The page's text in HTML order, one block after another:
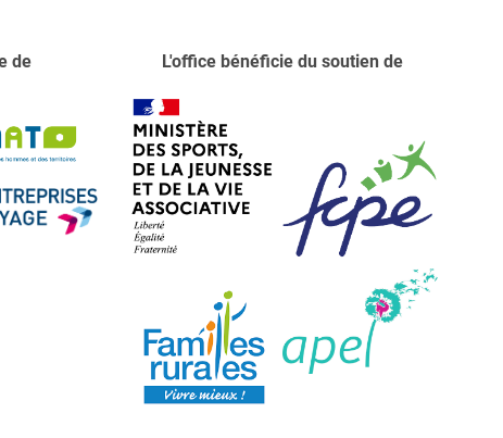
de L'office bénéficie du soutien de